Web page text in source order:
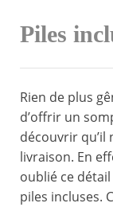
Piles
Rien de plus
d’offrir un
découvrir qu’il
livraison. En
oublié ce
piles incluses.